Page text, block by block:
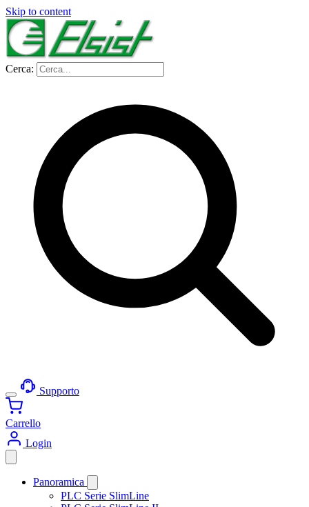
Skip to content
Cerca:
Supporto
Carrello
Login
Panoramica
PLC Serie SlimLine